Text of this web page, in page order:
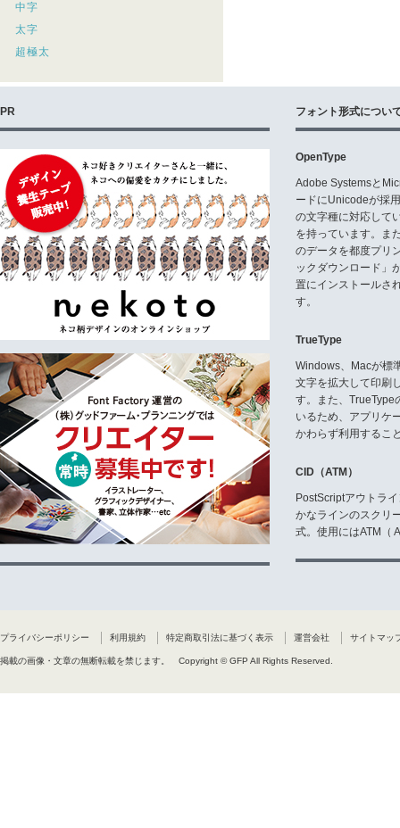
中字
太字
超極太
PR フォント形式につい
OpenType
Adobe Systemsと
ードにUnicodeが採
の文字種に対応して
を持っています。ま
のデータを都度プリ
ックダウンロード」
置にインストールさ
す。
TrueType
Windows、Macが標
文字を拡大して印刷
す。また、TrueType
いるため、アプリケ
かわらず利用するこ
CID（ATM）
PostScriptアウトラ
かなラインのスクリ
式。使用にはATM（
プライバシーポリシー 利用規約 特定商取引法に基づく表示 運営会社 サイトマッ
掲載の画像・文章の無断転載を禁じます。 Copyright © GFP All Rights Reserved.